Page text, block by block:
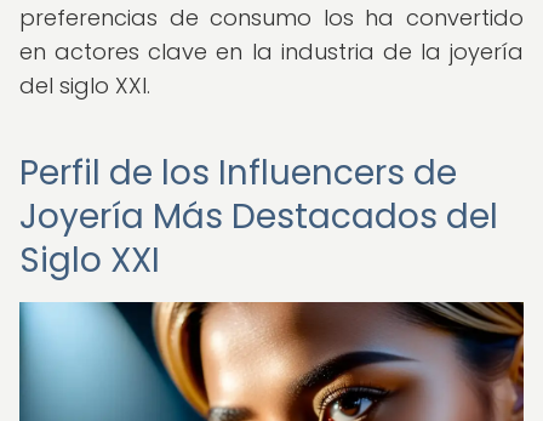
preferencias de consumo los ha convertido
en actores clave en la industria de la joyería
del siglo XXI.
Perfil de los Influencers de
Joyería Más Destacados del
Siglo XXI